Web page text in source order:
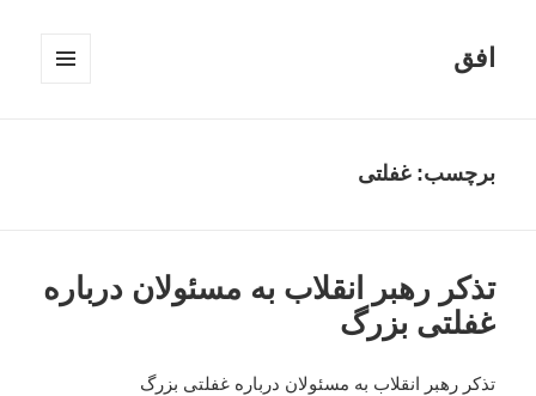
افق
برچسب:غفلتی
تذکر رهبر انقلاب به مسئولان درباره
غفلتی بزرگ
تذکر رهبر انقلاب به مسئولان درباره غفلتی بزرگ